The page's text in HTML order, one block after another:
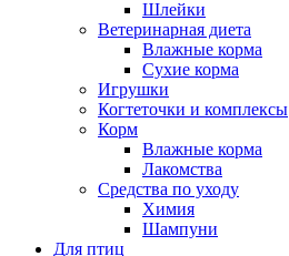
Шлейки
Ветеринарная диета
Влажные корма
Сухие корма
Игрушки
Когтеточки и комплексы
Корм
Влажные корма
Лакомства
Средства по уходу
Химия
Шампуни
Для птиц